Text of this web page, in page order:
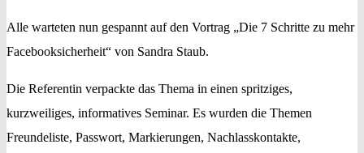
Alle warteten nun gespannt auf den Vortrag „Die 7 Schritte zu mehr
Facebooksicherheit“ von Sandra Staub.
Die Referentin verpackte das Thema in einen spritziges,
kurzweiliges, informatives Seminar. Es wurden die Themen
Freundeliste, Passwort, Markierungen, Nachlasskontakte,